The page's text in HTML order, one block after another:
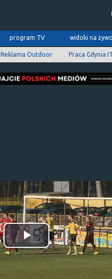
program TV widoki na
Reklama Outdoor Praca Gdynia
Odtwórz
wideo